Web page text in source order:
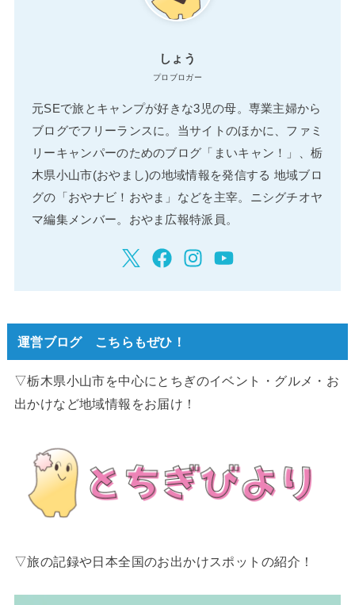
しょう
プロブロガー
元SEで旅とキャンプが好きな3児の母。専業主婦から
ブログでフリーランスに。当サイトのほかに、ファミ
リーキャンパーのためのブログ「まいキャン！」、栃
木県小山市(おやまし)の地域情報を発信する 地域ブロ
グの「おやナビ！おやま」などを主宰。ニシグチオヤ
マ編集メンバー。おやま広報特派員。
運営ブログ こちらもぜひ！
▽栃木県小山市を中心にとちぎのイベント・グルメ・お
出かけなど地域情報をお届け！
▽旅の記録や日本全国のお出かけスポットの紹介！